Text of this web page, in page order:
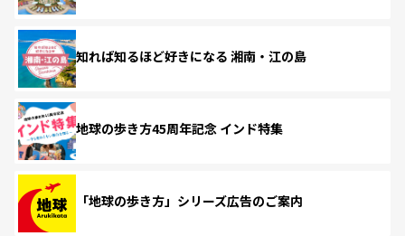
知れば知るほど好きになる 湘南・江の島
地球の歩き方45周年記念 インド特集
「地球の歩き方」シリーズ広告のご案内